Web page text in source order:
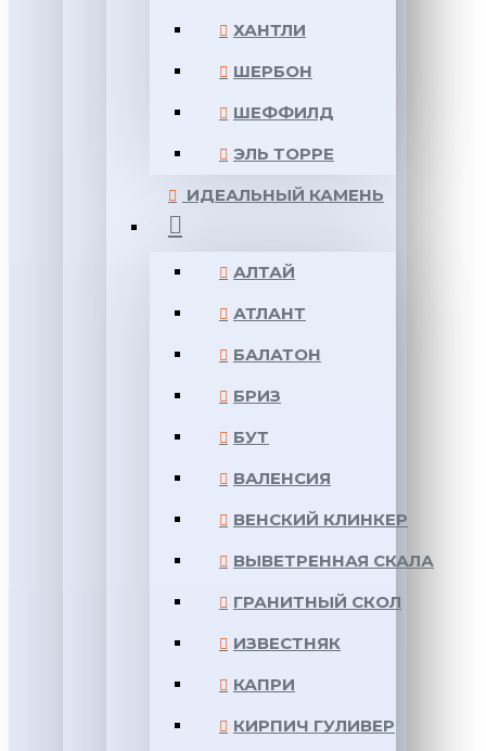
ХАНТЛИ
ШЕРБОН
ШЕФФИЛД
ЭЛЬ ТОРРЕ
ИДЕАЛЬНЫЙ КАМЕНЬ
АЛТАЙ
АТЛАНТ
БАЛАТОН
БРИЗ
БУТ
ВАЛЕНСИЯ
ВЕНСКИЙ КЛИНКЕР
ВЫВЕТРЕННАЯ СКАЛА
ГРАНИТНЫЙ СКОЛ
ИЗВЕСТНЯК
КАПРИ
КИРПИЧ ГУЛИВЕР